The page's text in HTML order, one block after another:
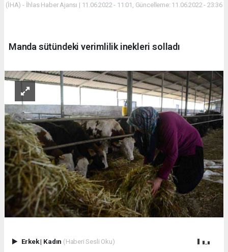
(İHA) - İhlas Haber Ajansı | 11.06.2022 - 11:01, Güncelleme: 11.06.2022 - 23:36
Manda sütündeki verimlilik inekleri solladı
Erkek| Kadın (Haberi Sesli Oku)